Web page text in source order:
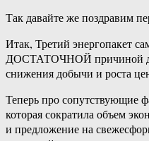
Так давайте же поздравим
Итак, Третий энергопакет
ДОСТАТОЧНОЙ причиной
снижения добычи и роста
Теперь про сопутствующие
которая сократила объем
и предложение на